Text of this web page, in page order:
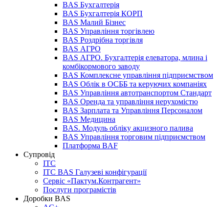
BAS Бухгалтерія
BAS Бухгалтерія КОРП
BAS Малий Бізнес
BAS Управління торгівлею
BAS Роздрібна торгівля
BAS АГРО
BAS АГРО. Бухгалтерія елеватора, млина і
комбікормового заводу
BAS Комплексне управління підприємством
BAS Облік в ОСББ та керуючих компаніях
BAS Управління автотранспортом Стандарт
BAS Оренда та управління нерухомістю
BAS Зарплата та Управління Персоналом
BAS Медицина
BAS. Модуль обліку акцизного палива
BAS Управління торговим підприємством
Платформа BAF
Супровід
ІТС
ІТС BAS Галузеві конфігурації
Сервіс «Пактум.Контрагент»
Послуги програмістів
Доробки BAS